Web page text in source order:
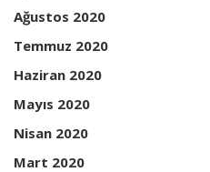
Ağustos 2020
Temmuz 2020
Haziran 2020
Mayıs 2020
Nisan 2020
Mart 2020